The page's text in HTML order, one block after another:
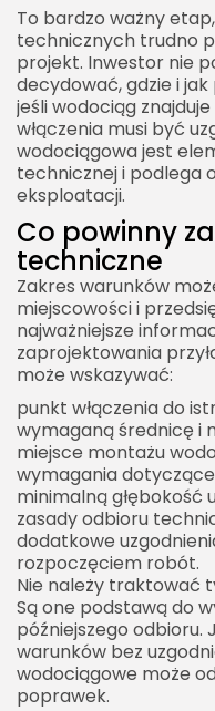
To bardzo ważny
technicznych trudno
projekt. Inwestor nie
decydować, gdzie i jak
jeśli wodociąg
włączenia musi być
wodociągowa jest
technicznej i podlega
eksploatacji.
Co powinny
techniczne
Zakres warunków
miejscowości i
najważniejsze
zaprojektowania
może wskazywać:
punkt włączenia do
wymaganą średnicę i
miejsce montażu
wymagania
minimalną głębokość
zasady odbioru
dodatkowe
rozpoczęciem robót.
Nie należy traktować
Są one podstawą do
późniejszego odbioru.
warunków bez
wodociągowe może
poprawek.